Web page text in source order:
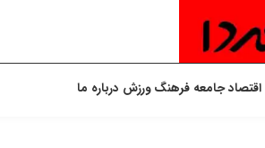
اقتصادجامعه فرهنگورزش درباره ما